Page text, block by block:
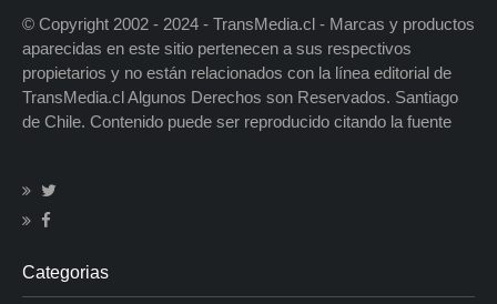
© Copyright 2002 - 2024 - TransMedia.cl - Marcas y productos
aparecidas en este sitio pertenecen a sus respectivos
propietarios y no están relacionados con la línea editorial de
TransMedia.cl Algunos Derechos son Reservados. Santiago
de Chile. Contenido puede ser reproducido citando la fuente
Categorias